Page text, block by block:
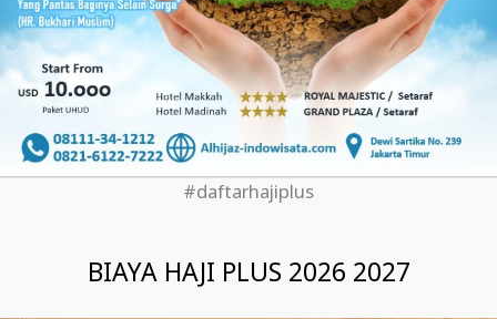
#daftarhajiplus
BIAYA HAJI PLUS 2026 2027